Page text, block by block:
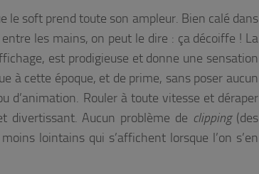
le soft prend toute son ampleur. Bien calé dans
les mains, on peut le dire : ça décoiffe ! La
est prodigieuse et donne une sensation
à cette époque, et de prime, sans poser aucun
d’animation. Rouler à toute vitesse et déraper
divertissant. Aucun problème de clipping(des
lointains qui s’affichent lorsque l’on s’en